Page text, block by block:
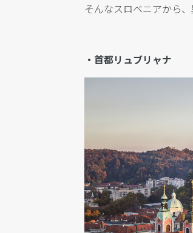
そんなスロベニアから
・首都リュブリャナ